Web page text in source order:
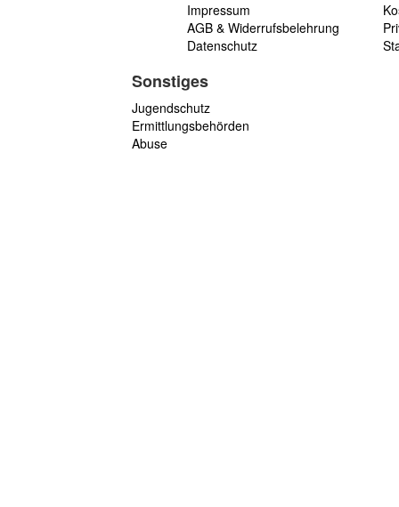
Impressum
AGB & Widerrufsbelehrung
Datenschutz
Sonstiges
Jugendschutz
Ermittlungsbehörden
Abuse